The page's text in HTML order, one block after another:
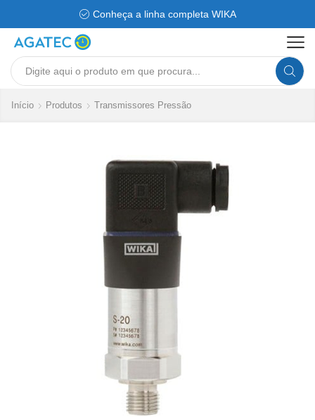
Conheça a linha completa WIKA
Search
Início Produtos Transmissores Pressão